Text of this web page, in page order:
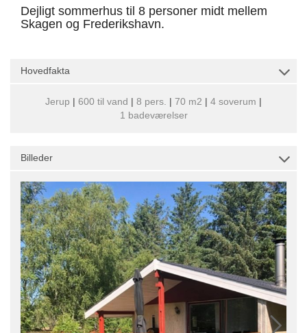
Dejligt sommerhus til 8 personer midt mellem
Skagen og Frederikshavn.
Hovedfakta
Jerup | 600 til vand | 8 pers. | 70 m2 | 4 soverum |
1 badeværelser
Billeder